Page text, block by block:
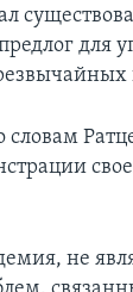
для
не